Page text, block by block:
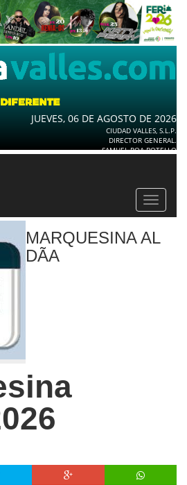
JUEVES, 06 DE AGOSTO DE 2026
CIUDAD VALLES, S.L.P.
DIRECTOR GENERAL.
SAMUEL ROA BOTELLO
Toggle
MARQUESINA AL
DÃ­A